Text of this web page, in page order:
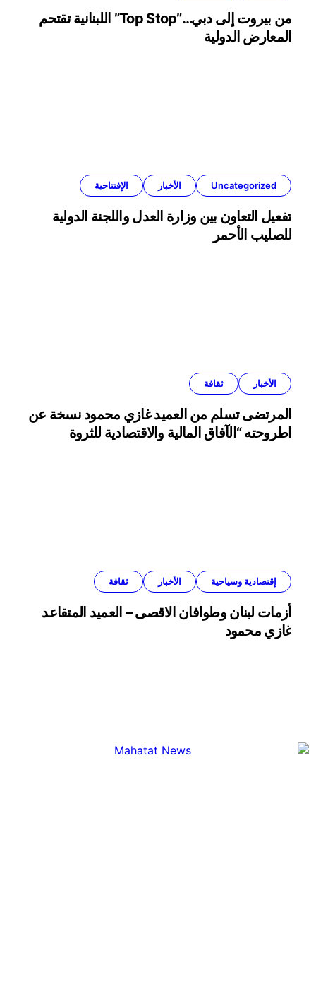
من بيروت إلى دبي…”Top Stop” اللبنانية تقتحم
المعارض الدولية
Uncategorized الأخبار الإفتتاحية
تفعيل التعاون بين وزارة العدل واللجنة الدولية
للصليب الأحمر
الأخبار ثقافة
المرتضى تسلم من العميد غازي محمود نسخة عن
اطروحته “الآفاق المالية والاقتصادية للثروة
إقتصادية وسياحية الأخبار ثقافة
أزمات لبنان وطوافان الاقصى – العميد المتقاعد
غازي محمود